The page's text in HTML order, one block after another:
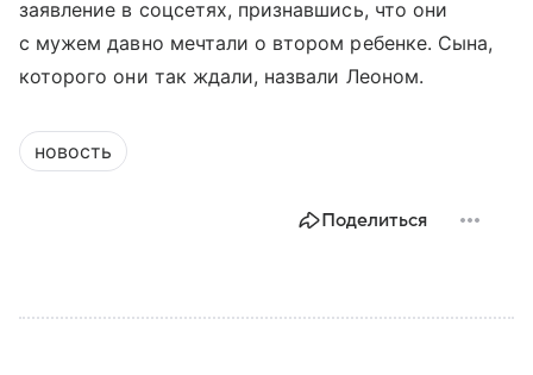
заявление в соцсетях, признавшись, что они
с мужем давно мечтали о втором ребенке. Сына,
которого они так ждали, назвали Леоном.
новость
Поделиться